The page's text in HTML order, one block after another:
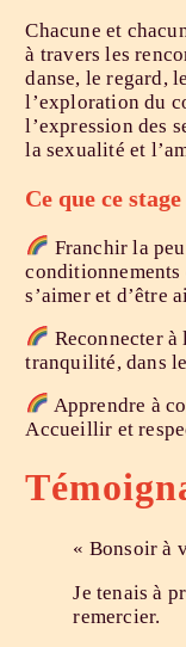
Chacune et
à travers les
danse, le regard,
l’exploration du
l’expression des
la sexualité et
Ce que ce
Franchir la
conditionnements
s’aimer et d’être
Reconnecter à
tranquilité, dans
Apprendre à
Accueillir et
« Bonsoir à
Je tenais à
remercier.